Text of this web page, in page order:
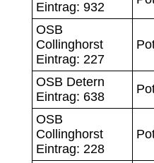
Eintrag: 932
OSB
Collinghorst
Eintrag: 227
OSB Detern
Eintrag: 638
OSB
Collinghorst
Eintrag: 228